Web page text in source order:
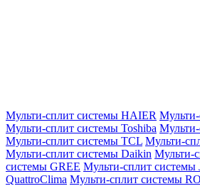
Мульти-сплит системы HAIER
Мульти-сплит системы Toshiba
Мульти-сплит системы TCL Мульти-
Мульти-сплит системы Daikin Мульти-
системы GREE Мульти-сплит системы
QuattroClima Мульти-сплит системы